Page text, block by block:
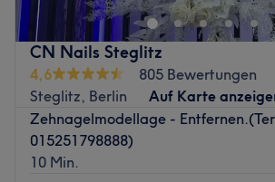
Nagelmodellagen, Maniküren und
Nächste öffentliche Verkehrsmittel:
Die Haltestelle Bismarckstr./Kaiser-
nằm ở Wenigen Geh Minuten erreichbar.
Das Team:
Das Team besteht aus
die es lieben, aus deinen Nägeln kleine
CN Nails Steglitz
4,6
805 Bewertungen
Steglitz, Berlin
Auf Karte
Zehnagelmodellage -
015251798888)
10 Min.